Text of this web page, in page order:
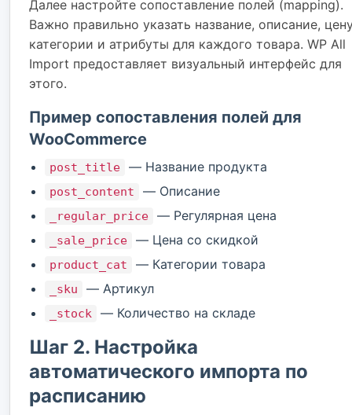
Далее настройте сопоставление полей (mapping).
Важно правильно указать название, описание,
категории и атрибуты для каждого товара. WP All
Import предоставляет визуальный интерфейс для
этого.
Пример сопоставления полей для
WooCommerce
post_title — Название продукта
post_content — Описание
_regular_price — Регулярная цена
_sale_price — Цена со скидкой
product_cat — Категории товара
_sku — Артикул
_stock — Количество на складе
Шаг 2. Настройка
автоматического импорта по
расписанию